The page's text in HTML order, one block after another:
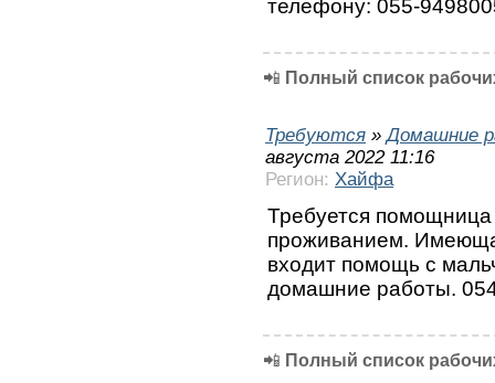
телефону: 055-
📲 Полный список
Требуются »Домашние
августа 2022 11:16
Регион: Хайфа
Требуется
проживанием.
входит помощь с
домашние работы.
📲 Полный список